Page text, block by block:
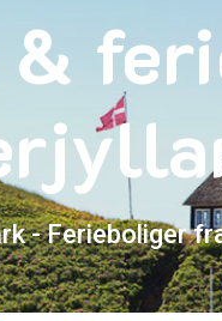
&
- Ferieboliger